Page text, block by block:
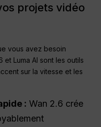
projets vidéo
vous avez besoin
Luma AI sont les outils
sur la vitesse et les
: Wan 2.6 crée